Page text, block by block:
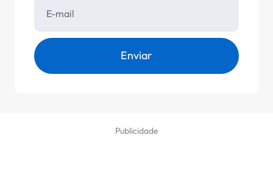
Enviar
Publicidade